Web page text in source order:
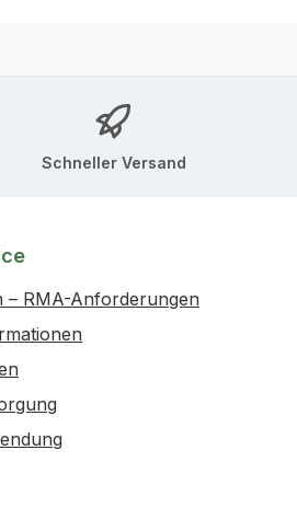
Schneller Versand
– RMA-Anforderungen